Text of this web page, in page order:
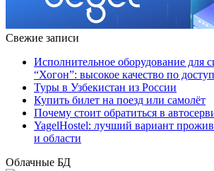
Свежие записи
Исполнительное оборудование
“Хогон”: высокое качество по
Туры в Узбекистан из России
Купить билет на поезд или самолёт
Почему стоит обратиться в
YagelHostel: лучший вариант
и области
Облачные БД